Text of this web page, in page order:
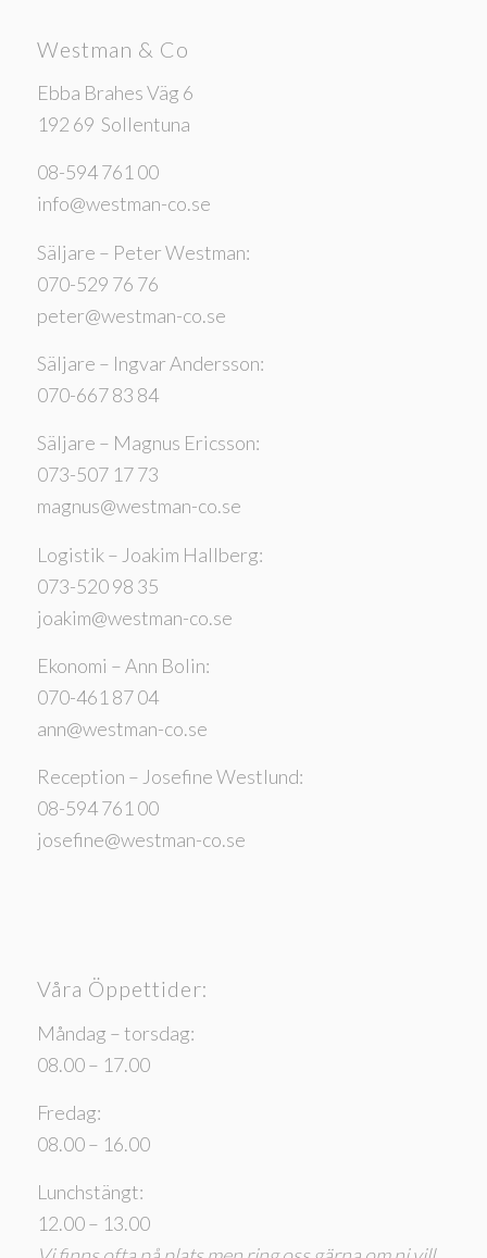
Westman & Co
Ebba Brahes Väg 6
192 69 Sollentuna
08-594 761 00
info@westman-co.se
Säljare – Peter Westman:
070-529 76 76
peter@westman-co.se
Säljare – Ingvar Andersson:
070-667 83 84
Säljare – Magnus Ericsson:
073-507 17 73
magnus@westman-co.se
Logistik – Joakim Hallberg:
073-520 98 35
joakim@westman-co.se
Ekonomi – Ann Bolin:
070-461 87 04
ann@westman-co.se
Reception – Josefine Westlund:
08-594 761 00
josefine@westman-co.se
Våra Öppettider:
Måndag – torsdag:
08.00 – 17.00
Fredag:
08.00 – 16.00
Lunchstängt:
12.00 – 13.00